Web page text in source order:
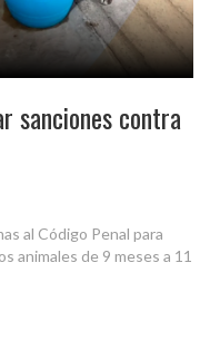
sanciones contra
al Código Penal para
animales de 9 meses a 11